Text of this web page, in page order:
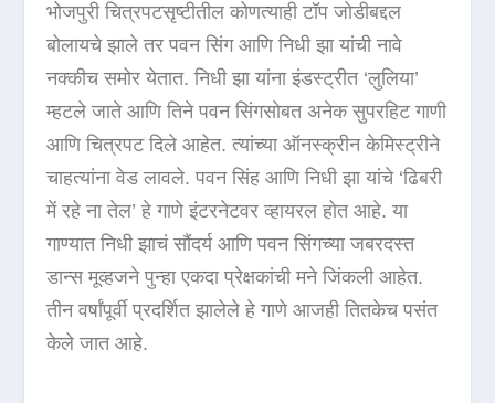
भोजपुरी चित्रपटसृष्टीतील कोणत्याही टॉप जोडीबद्दल
बोलायचे झाले तर पवन सिंग आणि निधी झा यांची नावे
नक्कीच समोर येतात. निधी झा यांना इंडस्ट्रीत ‘लुलिया’
म्हटले जाते आणि तिने पवन सिंगसोबत अनेक सुपरहिट गाणी
आणि चित्रपट दिले आहेत. त्यांच्या ऑनस्क्रीन केमिस्ट्रीने
चाहत्यांना वेड लावले. पवन सिंह आणि निधी झा यांचे ‘ढिबरी
में रहे ना तेल’ हे गाणे इंटरनेटवर व्हायरल होत आहे. या
गाण्यात निधी झाचं सौंदर्य आणि पवन सिंगच्या जबरदस्त
डान्स मूव्हजने पुन्हा एकदा प्रेक्षकांची मने जिंकली आहेत.
तीन वर्षांपूर्वी प्रदर्शित झालेले हे गाणे आजही तितकेच पसंत
केले जात आहे.